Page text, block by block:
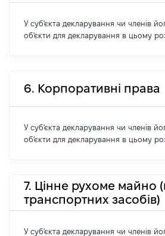
У суб'єкта декларування чи членів
об'єкти для декларування в цьому
6. Корпоративні права
У суб'єкта декларування чи членів
об'єкти для декларування в цьому
7. Цінне рухоме майно
транспортних засобів)
У суб'єкта декларування чи членів